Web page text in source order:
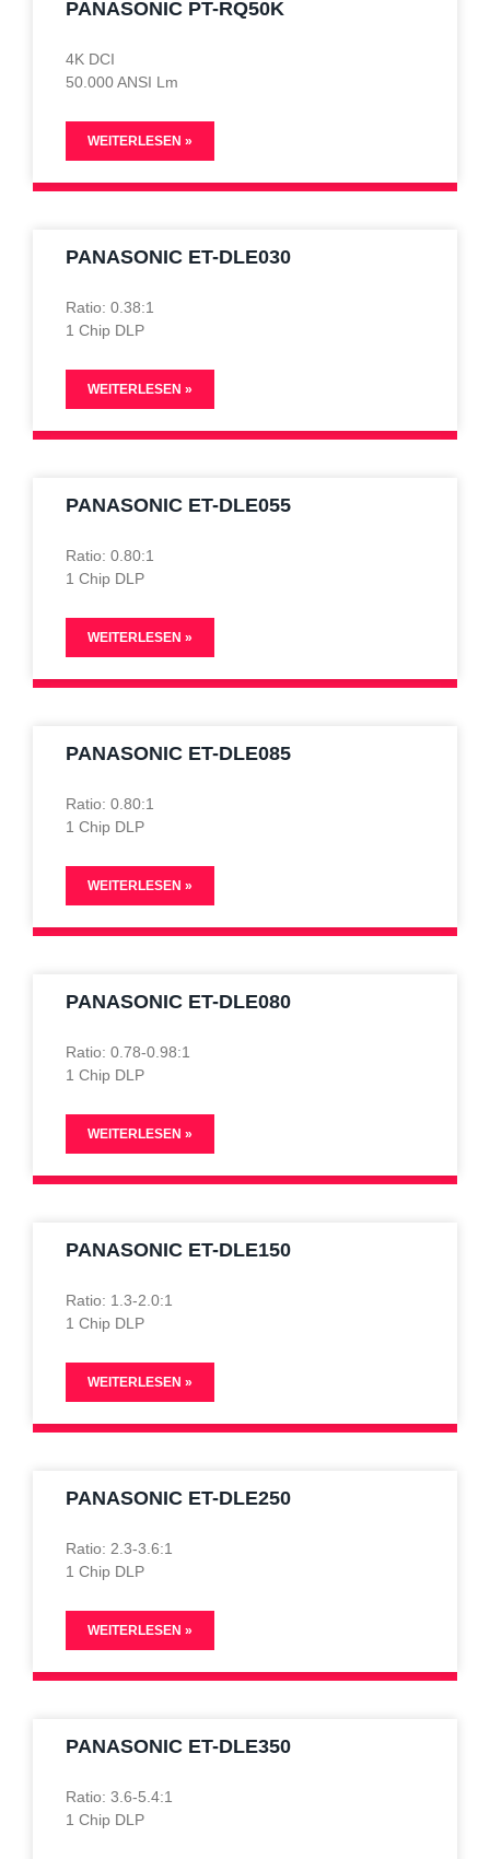
PANASONIC PT-RQ50K
4K DCI
50.000 ANSI Lm
WEITERLESEN »
PANASONIC ET-DLE030
Ratio: 0.38:1
1 Chip DLP
WEITERLESEN »
PANASONIC ET-DLE055
Ratio: 0.80:1
1 Chip DLP
WEITERLESEN »
PANASONIC ET-DLE085
Ratio: 0.80:1
1 Chip DLP
WEITERLESEN »
PANASONIC ET-DLE080
Ratio: 0.78-0.98:1
1 Chip DLP
WEITERLESEN »
PANASONIC ET-DLE150
Ratio: 1.3-2.0:1
1 Chip DLP
WEITERLESEN »
PANASONIC ET-DLE250
Ratio: 2.3-3.6:1
1 Chip DLP
WEITERLESEN »
PANASONIC ET-DLE350
Ratio: 3.6-5.4:1
1 Chip DLP